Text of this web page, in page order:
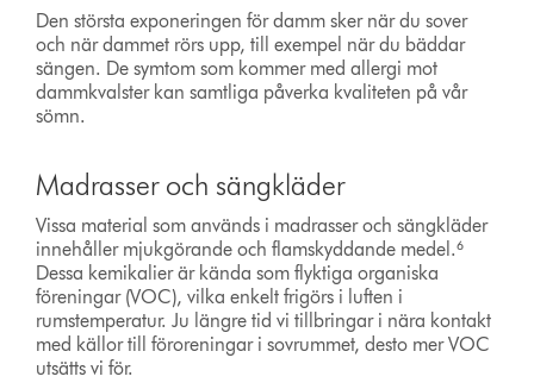
Den största exponeringen för damm sker när du sover
och när dammet rörs upp, till exempel när du bäddar
sängen. De symtom som kommer med allergi mot
dammkvalster kan samtliga påverka kvaliteten på vår
sömn.
Madrasser och sängkläder
Vissa material som används i madrasser och sängkläder
innehåller mjukgörande och flamskyddande medel.⁶
Dessa kemikalier är kända som flyktiga organiska
föreningar (VOC), vilka enkelt frigörs i luften i
rumstemperatur. Ju längre tid vi tillbringar i nära kontakt
med källor till föroreningar i sovrummet, desto mer VOC
utsätts vi för.